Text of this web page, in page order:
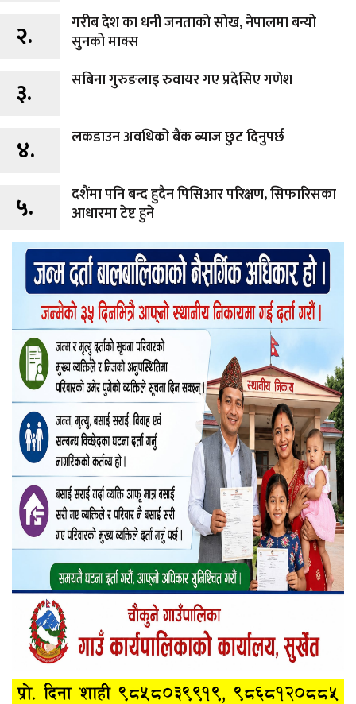
२.
गरीब देश का धनी जनताको सोख, नेपालमा बन्यो
सुनको माक्स
३. सबिना गुरुङलाइ रुवायर गए प्रदेसिए गणेश
४. लकडाउन अवधिको बैंक ब्याज छुट दिनुपर्छ
५.
दशैंमा पनि बन्द हुदैन पिसिआर परिक्षण, सिफारिसका
आधारमा टेष्ट हुने